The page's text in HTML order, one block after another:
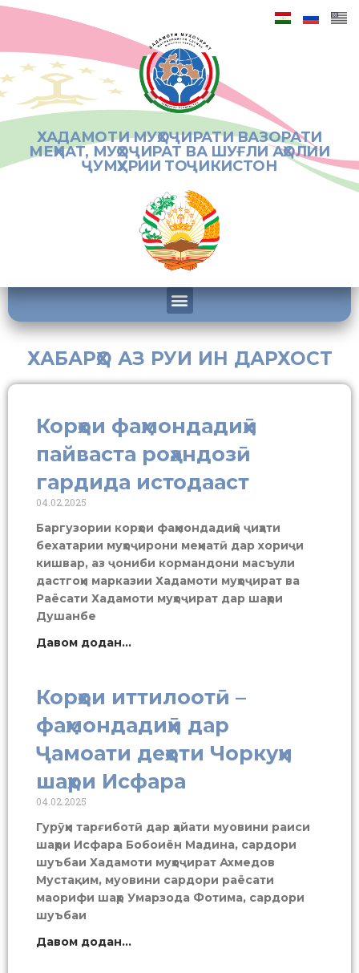
ХАДАМОТИ МУҲОҶИРАТИ ВАЗОРАТИ
МЕҲНАТ, МУҲОҶИРАТ ВА ШУҒЛИ АҲОЛИИ
ҶУМҲУРИИ ТОҶИКИСТОН
ХАБАРҲО АЗ РУИ ИН ДАРХОСТ
Корҳои фаҳмондадиҳӣ
пайваста роҳандозӣ
гардида истодааст
04.02.2025
Баргузории корҳои фаҳмондадиҳӣ ҷиҳати
бехатарии муҳоҷирони меҳнатӣ дар хориҷи
кишвар, аз ҷониби кормандони масъули
дастгоҳи марказии Хадамоти муҳоҷират ва
Раёсати Хадамоти муҳоҷират дар шаҳри
Душанбе
Давом додан...
Корҳои иттилоотӣ –
фаҳмондадиҳӣ дар
Ҷамоати деҳоти Чоркуҳи
шаҳри Исфара
04.02.2025
Гурӯҳи тарғиботӣ дар ҳайати муовини раиси
шаҳри Исфара Бобоиён Мадина, сардори
шуъбаи Хадамоти муҳоҷират Ахмедов
Мустақим, муовини сардори раёсати
маорифи шаҳр Умарзода Фотима, сардори
шуъбаи
Давом додан...